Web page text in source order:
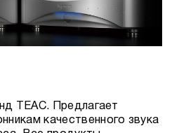
TEAC. Предлагает
качественного звука